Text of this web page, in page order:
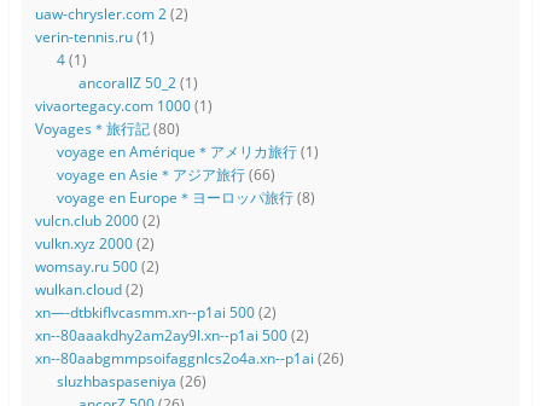
uaw-chrysler.com 2(2)
verin-tennis.ru(1)
4(1)
ancorallZ 50_2(1)
vivaortegacy.com 1000(1)
Voyages＊旅行記(80)
voyage en Amérique＊アメリカ旅行(1)
voyage en Asie＊アジア旅行(66)
voyage en Europe＊ヨーロッパ旅行(8)
vulcn.club 2000(2)
vulkn.xyz 2000(2)
womsay.ru 500(2)
wulkan.cloud(2)
xn—-dtbkiflvcasmm.xn--p1ai 500(2)
xn--80aaakdhy2am2ay9l.xn--p1ai 500(2)
xn--80aabgmmpsoifaggnlcs2o4a.xn--p1ai (26)
sluzhbaspaseniya (26)